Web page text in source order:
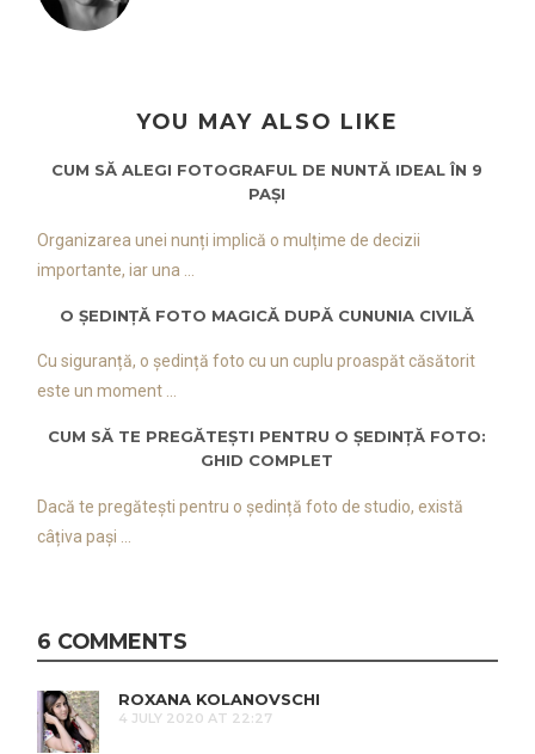
YOU MAY ALSO LIKE
CUM SĂ ALEGI FOTOGRAFUL DE NUNTĂ IDEAL ÎN 9
PAȘI
Organizarea unei nunți implică o mulțime de decizii
importante, iar una ...
O ȘEDINȚĂ FOTO MAGICĂ DUPĂ CUNUNIA CIVILĂ
Cu siguranță, o ședință foto cu un cuplu proaspăt căsătorit
este un moment ...
CUM SĂ TE PREGĂTEȘTI PENTRU O ȘEDINȚĂ FOTO:
GHID COMPLET
Dacă te pregătești pentru o ședință foto de studio, există
câțiva pași ...
6 COMMENTS
ROXANA KOLANOVSCHI
4 JULY 2020 AT 22:27